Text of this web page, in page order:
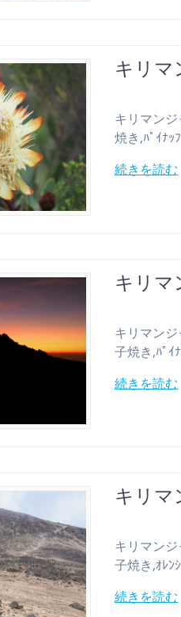
キリマ
キリマン
焼き,ﾊﾟｲﾅｯ
続きを読む
キリマ
キリマン
子焼き,ﾊﾟｲ
続きを読む
キリマ
キリマン
子焼き,ｵﾚﾝ
続きを読む